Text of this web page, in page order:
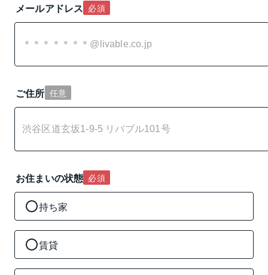
メールアドレス 必須
ご住所 任意
お住まいの状態 必須
持ち家
賃貸